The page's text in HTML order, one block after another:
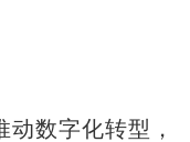
数字化转型，